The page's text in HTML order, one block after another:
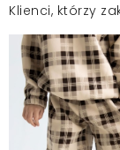
Klienci, którzy